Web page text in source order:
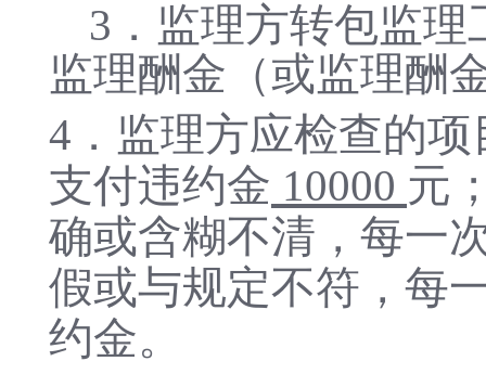
3．监理方转包监
监理酬金（或监理酬
4．监理方应检查的
支付违约金 10000 元
确或含糊不清，每一
假或与规定不符，每
约金。